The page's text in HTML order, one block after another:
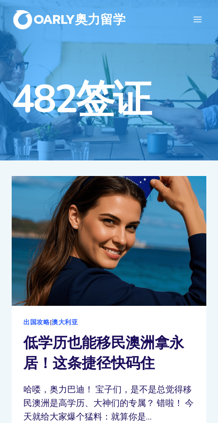
OARLY奥力留学
482签证
出国攻略|澳大利亚
低学历也能移民澳洲拿永
居！这条捷径快码住
哈喽，奥力巴迪！ 宝子们，是不是总觉得移
民澳洲是高学历、大神们的专属？ 错啦！ 今
天就给大家爆个猛料：就算你是…